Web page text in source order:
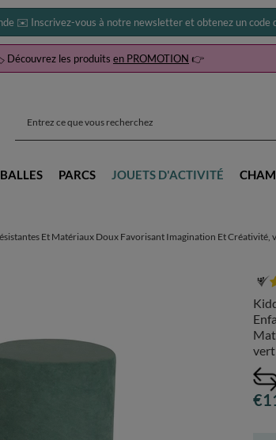
✉️ Inscrivez-vous à notre newsletter et obtenez un code
Découvrez les produits en PROMOTION 👉
BALLES PARCS JOUETS D'ACTIVITÉ
Et Matériaux Doux Favorisant Imagination Et